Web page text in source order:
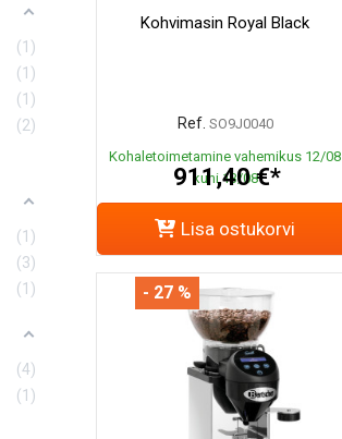
1
1
1
2
1
3
1
4
1
Kohvimasin Royal Black
Ref. SO9J0040
Kohaletoimetamine vahemikus 12/08
kuni 13/08
911,40 €*
Lisa ostukorvi
- 27 %